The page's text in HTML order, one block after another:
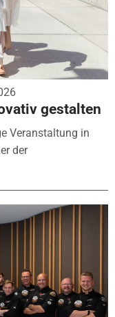
gestalten
Veranstaltung in
der